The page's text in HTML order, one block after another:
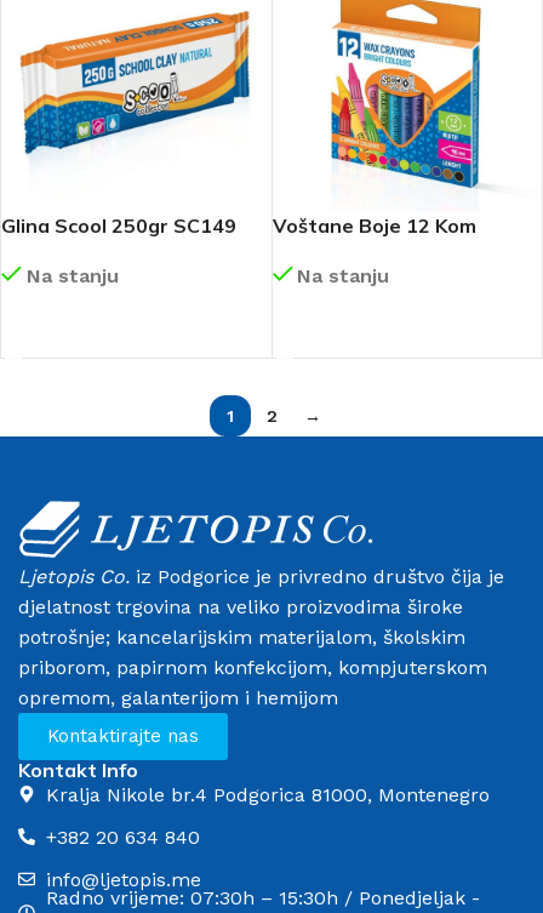
Glina Scool 250gr SC149
Na stanju
Voštane Boje 12 Kom
Na stanju
1 2 →
Ljetopis Co. iz Podgorice je privredno društvo čija je
djelatnost trgovina na veliko proizvodima široke
potrošnje; kancelarijskim materijalom, školskim
priborom, papirnom konfekcijom, kompjuterskom
opremom, galanterijom i hemijom
Kontaktirajte nas
Kontakt Info
Kralja Nikole br.4 Podgorica 81000, Montenegro
+382 20 634 840
info@ljetopis.me
Radno vrijeme: 07:30h – 15:30h / Ponedjeljak -